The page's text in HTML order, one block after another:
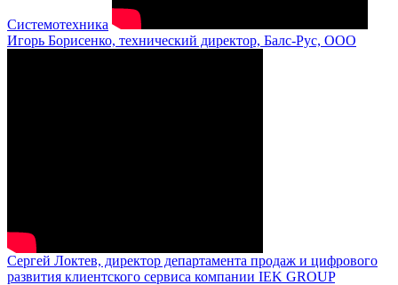
Системотехника
Игорь Борисенко, технический директор, Балс-Рус, ООО
Сергей Локтев, директор департамента продаж и цифрового
развития клиентского сервиса компании IEK GROUP